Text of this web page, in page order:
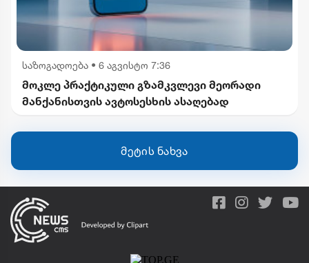
საზოგადოება • 6 აგვისტო 7:36
მოკლე პრაქტიკული გზამკვლევი მეორადი
მანქანისთვის ავტოსესხის ასაღებად
მეტის ნახვა